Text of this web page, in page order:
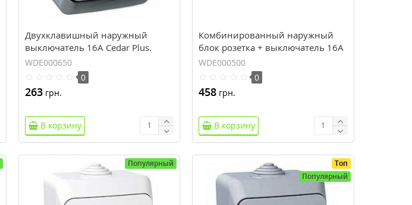
Двухклавишный наружный
выключатель 16A Cedar Plus.
Серый. WDE000650
WDE000650
0
263грн.
В корзину
Комбинированный наружный
блок розетка + выключатель 16A
Cedar Plus. Белый. WDE000500
WDE000500
0
458 грн.
В корзину
Популярный
Топ
Популярный